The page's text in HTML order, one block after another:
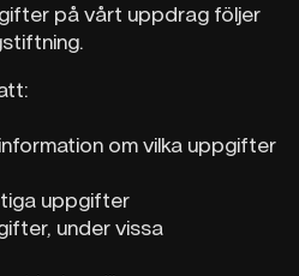
på vårt uppdrag följer
om vilka uppgifter
uppgifter
under vissa